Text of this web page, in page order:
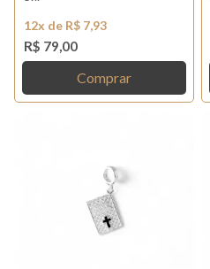
12x de R$ 7,93
R$ 79,00
Comprar